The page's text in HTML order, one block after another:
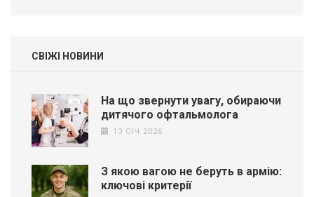
СВІЖІ НОВИНИ
На що звернути увагу, обираючи
дитячого офтальмолога
13 СІЧ 2026
З якою вагою не беруть в армію:
ключові критерії